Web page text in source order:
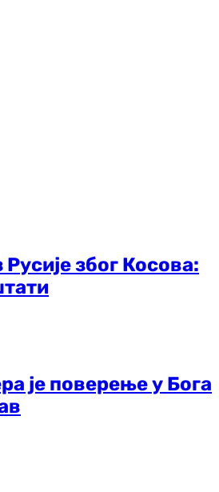
због Косова:
је поверење у Бога